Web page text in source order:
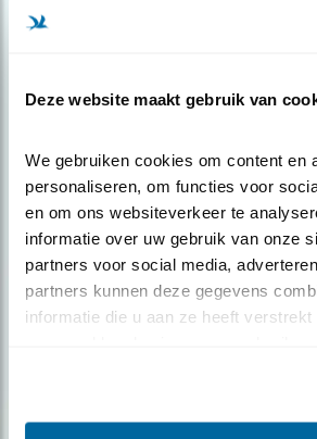
Deze website maakt gebruik van
We gebruiken cookies om content en
personaliseren, om functies voor
en om ons websiteverkeer te
informatie over uw gebruik van onze
partners voor social media,
partners kunnen deze gegevens
informatie die u aan ze heeft verstrekt
Meld je aan en ontvang nieuws,
over vogels en activiteiten van